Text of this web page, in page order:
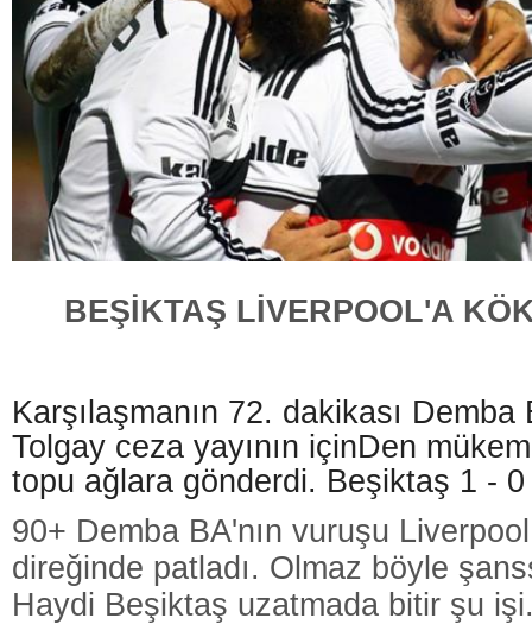
BEŞİKTAŞ LİVERPOOL'A
Karşılaşmanın 72. dakikası Demba
Tolgay ceza yayının içinDen
topu ağlara gönderdi. Beşiktaş 1 -
90+ Demba BA'nın vuruşu
direğinde patladı. Olmaz böyle
Haydi Beşiktaş uzatmada bitir şu